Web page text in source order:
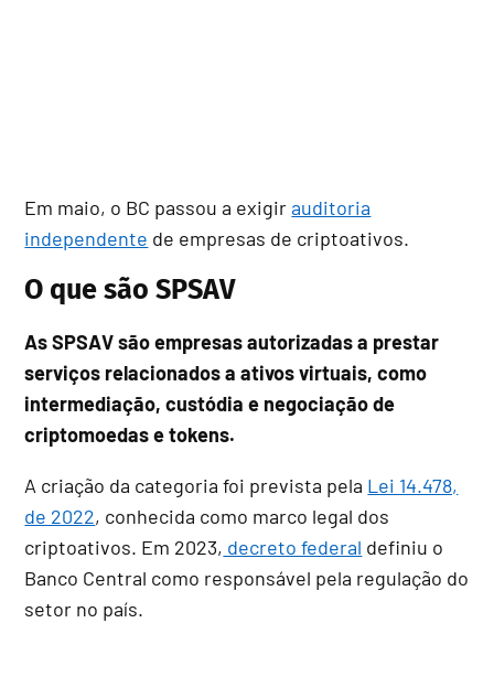
Em maio, o BC passou a exigirauditoria
independente de empresas de criptoativos.
O que são SPSAV
As SPSAV são empresas autorizadas a prestar
serviços relacionados a ativos virtuais, como
intermediação, custódia e negociação de
criptomoedas e tokens.
A criação da categoria foi prevista pela Lei 14.478,
de 2022, conhecida como marco legal dos
criptoativos. Em 2023, decreto federal definiu o
Banco Central como responsável pela regulação do
setor no país.